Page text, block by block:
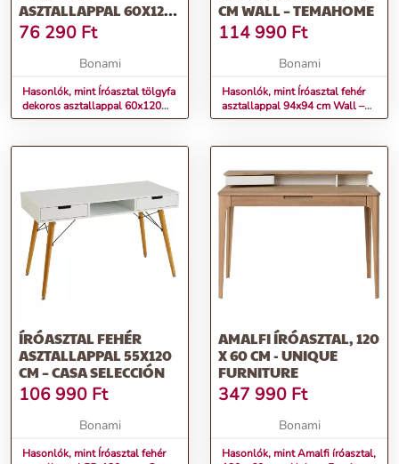
ASZTALLAPPAL 60X120
CM SIGN – TVILUM
76 290 Ft
Bonami
Hasonlók, mint Íróasztal tölgyfa
dekoros asztallappal 60x120
cm Sign – Tvilum
CM WALL – TEMAHOME
114 990 Ft
Bonami
Hasonlók, mint Íróasztal fehér
asztallappal 94x94 cm Wall –
TemaHome
ÍRÓASZTAL FEHÉR
ASZTALLAPPAL 55X120
CM – CASA SELECCIÓN
106 990 Ft
Bonami
Hasonlók, mint Íróasztal fehér
AMALFI ÍRÓASZTAL, 120
X 60 CM - UNIQUE
FURNITURE
347 990 Ft
Bonami
Hasonlók, mint Amalfi íróasztal,